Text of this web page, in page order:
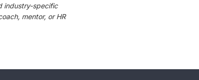
industry-specific
mentor, or HR